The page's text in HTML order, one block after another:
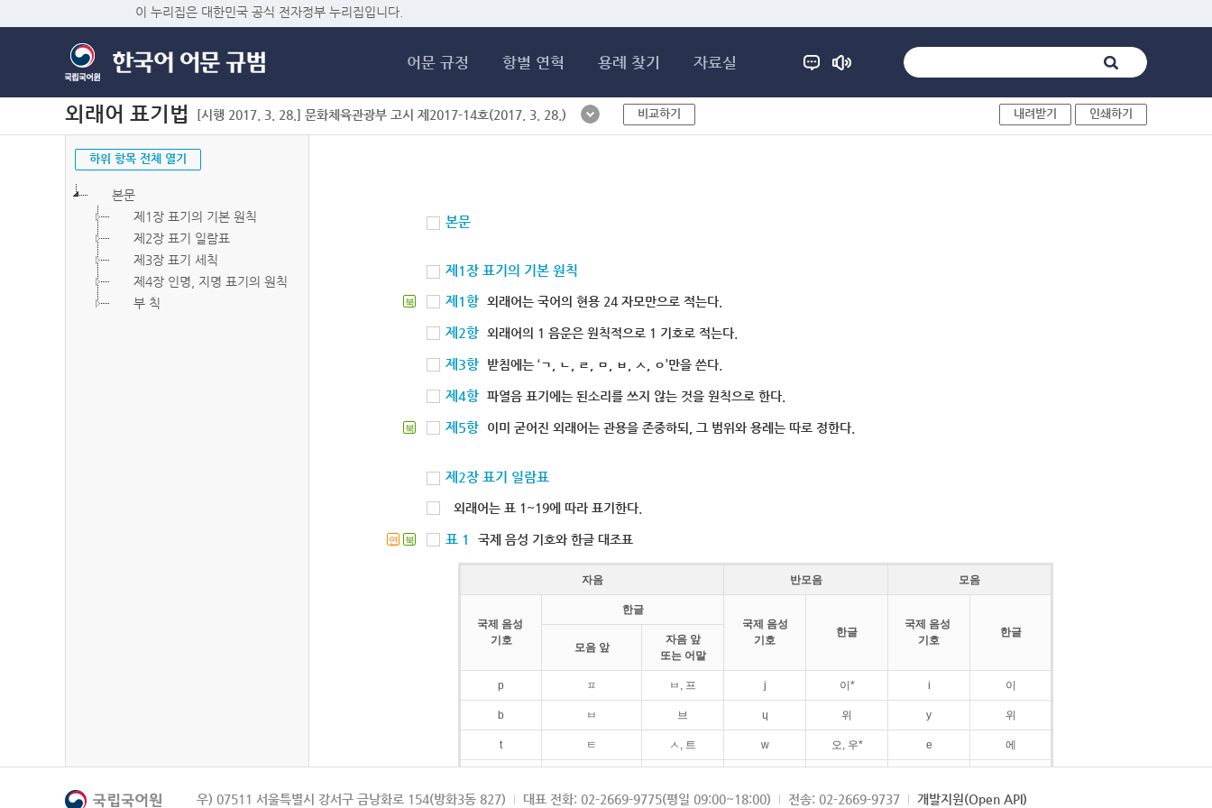
이 누리집은 대한민국 공식 전자정부 누리집입니다.
어문 규정 항별 연혁 용례 찾기 자료실
외래어 표기법 [시행 2017. 3. 28.] 문화체육관광부 고시 제2017-14호(2017. 3. 28.) 비교하기 내려받기 인쇄하기
하위 항목 전체 열기
본문
제1장 표기의 기본 원칙
제2장 표기 일람표
제3장 표기 세칙
제4장 인명, 지명 표기의 원칙
부 칙
본문
제1장 표기의 기본 원칙
북 제1항 외래어는 국어의 현용 24 자모만으로 적는다.
제2항 외래어의 1 음운은 원칙적으로 1 기호로 적는다.
제3항 받침에는 ‘ㄱ, ㄴ, ㄹ, ㅁ, ㅂ, ㅅ, ㅇ’만을 쓴다.
제4항 파열음 표기에는 된소리를 쓰지 않는 것을 원칙으로 한다.
북 제5항 이미 굳어진 외래어는 관용을 존중하되, 그 범위와 용례는 따로 정한다.
제2장 표기 일람표
외래어는 표 1~19에 따라 표기한다.
연 북 표 1 국제 음성 기호와 한글 대조표
자음 반모음 모음
국제 음성
기호
한글
국제 음성
기호
한글
국제 음성
기호
한글
모음 앞
자음 앞
또는 어말
p ㅍ ㅂ, 프 j 이* i 이
b ㅂ 브 ɥ 위 y 위
t ㅌ ㅅ, 트 w 오, 우* e 에
k ㅋ ㄱ, 크 ɛ 에
우) 07511 서울특별시 강서구 금낭화로 154(방화3동 827) 대표 전화: 02-2669-9775(평일 09:00~18:00) 전송: 02-2669-9737 개발지원(Open API)